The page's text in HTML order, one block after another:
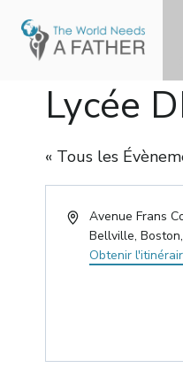
contenu
Lycée
« Tous les
AdresseAvenue Frans
Bellville, Boston,
Obtenir